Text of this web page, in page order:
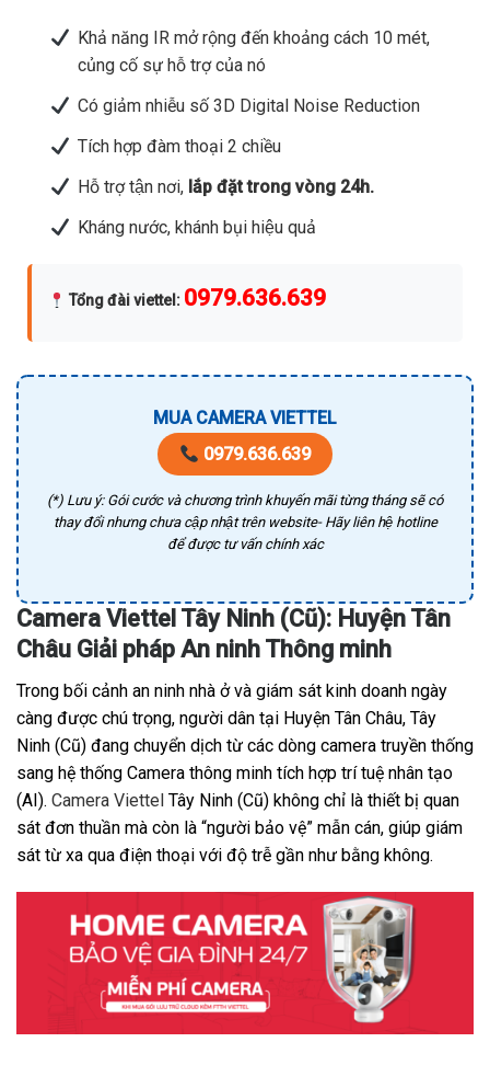
Khả năng IR mở rộng đến khoảng cách 10 mét,
củng cố sự hỗ trợ của nó
Có giảm nhiễu số 3D Digital Noise Reduction
Tích hợp đàm thoại 2 chiều
Hỗ trợ tận nơi,lắp đặt trong vòng 24h.
Kháng nước, khánh bụi hiệu quả
Tổng đài viettel : 0979.636.639
MUA CAMERA VIETTEL
0979.636.639
(*) Lưu ý: Gói cước và chương trình khuyến mãi từng tháng sẽ có
thay đổi nhưng chưa cập nhật trên website- Hãy liên hệ hotline
để được tư vấn chính xác
Camera Viettel Tây Ninh (Cũ): Huyện Tân
Châu Giải pháp An ninh Thông minh
Trong bối cảnh an ninh nhà ở và giám sát kinh doanh ngày
càng được chú trọng, người dân tại Huyện Tân Châu, Tây
Ninh (Cũ) đang chuyển dịch từ các dòng camera truyền thống
sang hệ thống Camera thông minh tích hợp trí tuệ nhân tạo
(AI). Camera Viettel Tây Ninh (Cũ) không chỉ là thiết bị quan
sát đơn thuần mà còn là “người bảo vệ” mẫn cán, giúp giám
sát từ xa qua điện thoại với độ trễ gần như bằng không.